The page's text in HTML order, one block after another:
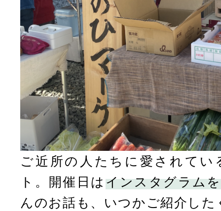
ご近所の人たちに愛されて
ト。開催日は インスタグラムを
んのお話も、いつかご紹介した